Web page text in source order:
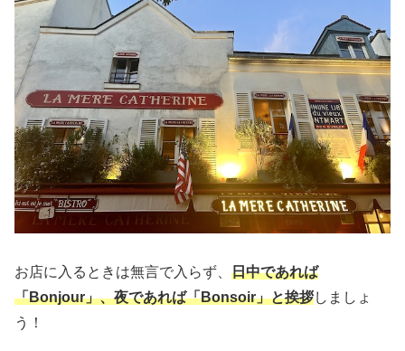
お店に入るときは無言で入らず、 日中であれば
「Bonjour」、夜であれば「Bonsoir」と挨拶しましょ
う！